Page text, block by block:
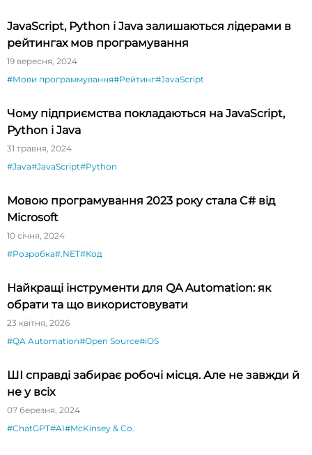
JavaScript, Python і Java залишаються лідерами в
рейтингах мов програмування
19 вересня, 2024
#Мови программування#Рейтинг#JavaScript
Чому підприємства покладаються на JavaScript,
Python і Java
31 травня, 2024
#Java#JavaScript#Python
Мовою програмування 2023 року стала C# від
Microsoft
10 січня, 2024
#Розробка#.NET#Код
Найкращі інструменти для QA Automation: як
обрати та що використовувати
23 квітня, 2026
#QA Automation#Open Source#iOS
ШІ справді забирає робочі місця. Але не завжди й
не у всіх
07 березня, 2024
#ChatGPT#AI#McKinsey & Co.